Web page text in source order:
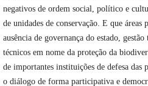
negativos de ordem social, político e
de unidades de conservação. E que áreas
ausência de governança do estado,
técnicos em nome da proteção da
de importantes instituições de defesa das
o diálogo de forma participativa e